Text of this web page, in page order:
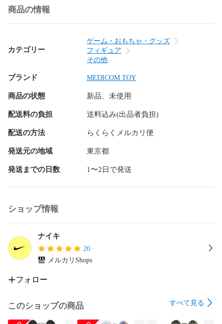
ANIMALくまのがっこう、TED
ARTISTアーティストによるデザイン
HEROキック・アス、キン肉マン
KUBRICK（キューブ型）
BABEKUB（キューブ型）
R@BBRICK（ウサギ型）
くまぶりっく（クマ型）
6月と12月の年2回販売されるシリーズの他に、甲本ヒロトや
GLAYのヒサシ、マイケル・ラウ、エリック・ソウなどとコラ
ボ
ストリートアートの先駆者とも呼べる画家で、1980年代アメ
構成された彼の絵は日本でも人気があり、キースの作品をプ
medicom toy メディコムトイ
1995年、全2巻）された際に表紙イラストを描いた。後にこの
イラストを立体化したフィギュアがボークスによって製作・
販売された。
ピンクジャーナル Pink Journal (1967)
セクシーロボット Sexy Robot (1983, Genko-sha)
ピンナップ Pin-up (1984, Graphic-sha)
金星オデッセイ Venus Odyssey (1985, Ed. Tokuma
商品の情報
カテゴリー
ゲーム・おもちゃ・グッズ
フィギュア
その他
ブランド MEDICOM TOY
商品の状態 新品、未使用
配送料の負担 送料込み(出品者負担)
配送の方法 らくらくメルカリ便
発送元の地域 東京都
発送までの日数 1〜2日で発送
ショップ情報
ナイキ
20
メルカリShops
フォロー
このショップの商品 すべて見る